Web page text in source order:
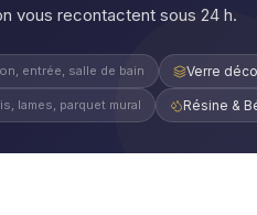
vous recontactent sous 24 h.
entrée, salle de bain Verre
lames, parquet mural Résine &